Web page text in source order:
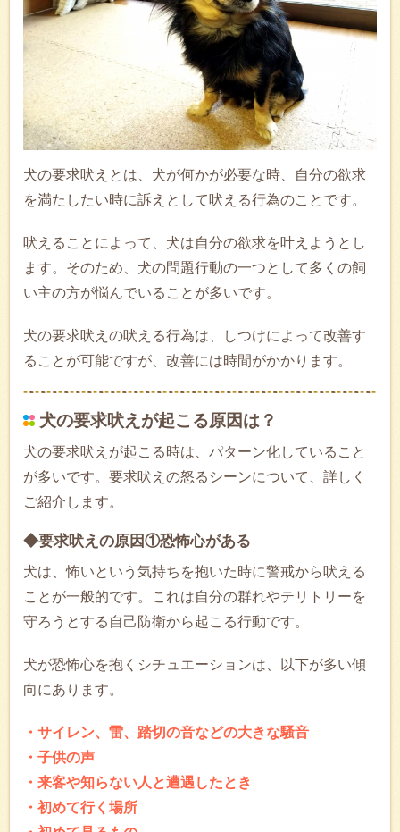
犬の要求吠えとは、犬が何かが必要な時、自分の欲求
を満たしたい時に訴えとして吠える行為のことです。
吠えることによって、犬は自分の欲求を叶えようとし
ます。そのため、犬の問題行動の一つとして多くの飼
い主の方が悩んでいることが多いです。
犬の要求吠えの吠える行為は、しつけによって改善す
ることが可能ですが、改善には時間がかかります。
犬の要求吠えが起こる原因は？
犬の要求吠えが起こる時は、パターン化していること
が多いです。要求吠えの怒るシーンについて、詳しく
ご紹介します。
◆要求吠えの原因①恐怖心がある
犬は、怖いという気持ちを抱いた時に警戒から吠える
ことが一般的です。これは自分の群れやテリトリーを
守ろうとする自己防衛から起こる行動です。
犬が恐怖心を抱くシチュエーションは、以下が多い傾
向にあります。
・サイレン、雷、踏切の音などの大きな騒音
・子供の声
・来客や知らない人と遭遇したとき
・初めて行く場所